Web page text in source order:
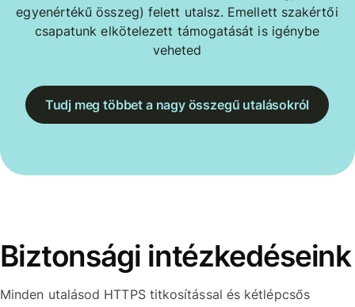
egyenértékű összeg) felett utalsz. Emellett szakértői
csapatunk elkötelezett támogatását is igénybe
veheted
Tudj meg többet a nagy összegű utalásokról
Biztonsági intézkedéseink
Minden utalásod HTTPS titkosítással és kétlépcsős